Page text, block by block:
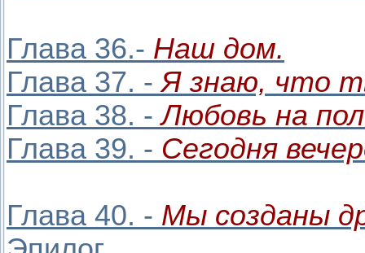
Глава 36.- Наш дом.
Глава 37. -Я знаю, что
Глава 38. -Любовь на
Глава 39. - Сегодня
Глава 40. - Мы созданы